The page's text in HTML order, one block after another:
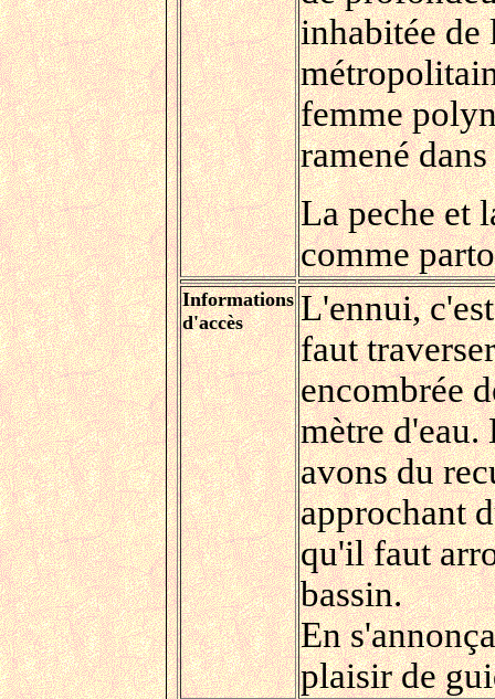
inhabitée de
femme
ramené
La peche et
comme
Informations
d'accès
L'ennui,
faut
encombrée
mètre d'eau.
avons du
approchant
qu'il faut
bassin.
En
plaisir de